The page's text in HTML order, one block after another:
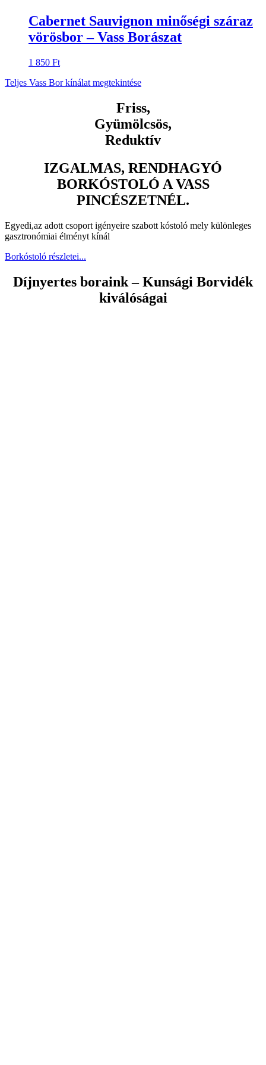
Cabernet Sauvignon minőségi száraz
vörösbor – Vass Borászat
1 850 Ft
Teljes Vass Bor kínálat megtekintése
Friss,
Gyümölcsös,
Reduktív
IZGALMAS, RENDHAGYÓ
BORKÓSTOLÓ A VASS
PINCÉSZETNÉL.
Egyedi,az adott csoport igényeire szabott kóstoló mely különleges
gasztronómiai élményt kínál
Borkóstoló részletei...
Díjnyertes boraink – Kunsági Borvidék
kiválóságai